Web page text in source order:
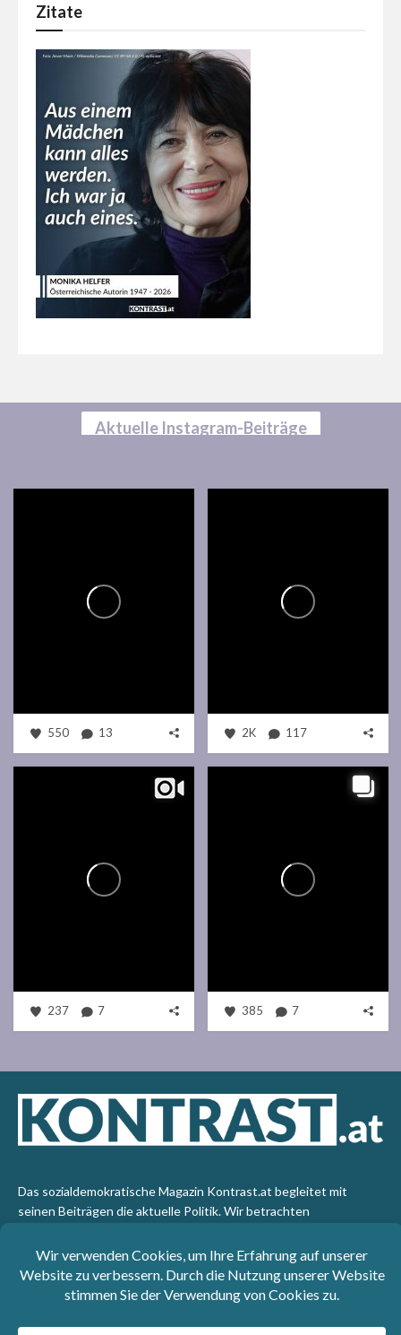
Zitate
Aktuelle Instagram-Beiträge
550 13 2K 117
237 7 385 7
Das sozialdemokratische Magazin Kontrast.at begleitet mit
seinen Beiträgen die aktuelle Politik. Wir betrachten
emanzipatorischen Standpunkt aus. Kontrast wirft den Blick der
sozialen Gerechtigkeit auf die Welt.
: SPÖ-Klub - 1017 Wien - Telefon: +43 1 40110-
3393 - e-mail: redaktion@kontrast.at -